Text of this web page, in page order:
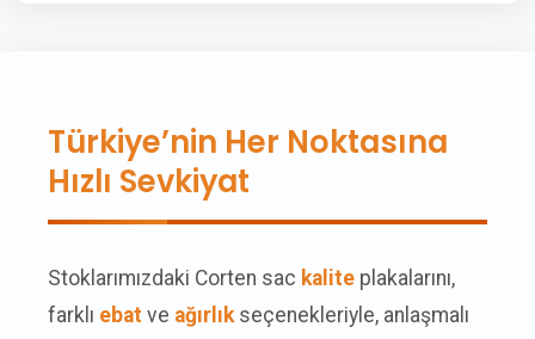
Türkiye’nin Her Noktasına
Hızlı Sevkiyat
Stoklarımızdaki Corten sac kalite plakalarını,
farklı ebat ve ağırlıkseçenekleriyle, anlaşmalı